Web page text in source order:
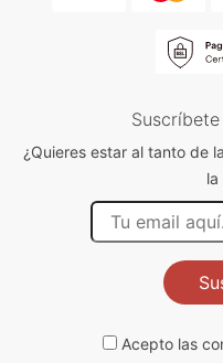
¿Quieres estar al tanto de
la
Acepto las